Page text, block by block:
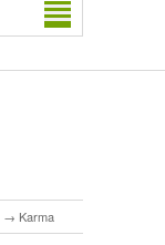
→ Karma